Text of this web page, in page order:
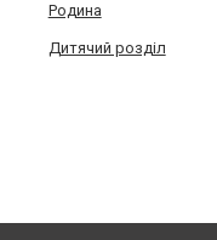
Родина
Дитячий розділ